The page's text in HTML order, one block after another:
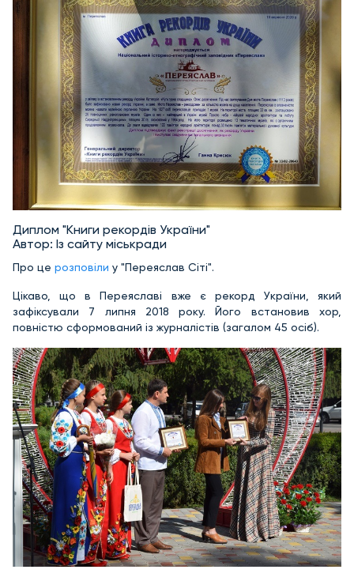
Диплом "Книги рекордів України"
Автор: Із сайту міськради
Про це розповіли у "Переяслав Сіті".
Цікаво, що в Переяславі вже є рекорд України, який
зафіксували 7 липня 2018 року. Його встановив хор,
повністю сформований із журналістів (загалом 45 осіб).